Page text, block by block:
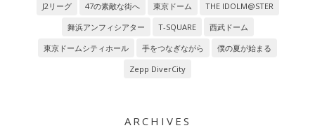
J2リーグ
47の素敵な街へ 東京ドーム
THE IDOLM@STER
舞浜アンフィシアター
T-SQUARE
西武ドーム
東京ドームシティホール
手をつなぎながら
僕の夏が始まる
Zepp DiverCity
ARCHIVES